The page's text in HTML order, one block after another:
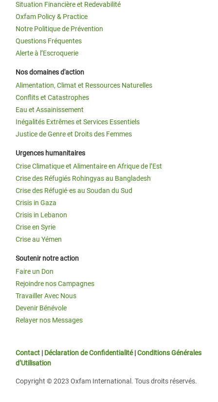
Situation Financière et Redevabilité
Oxfam Policy & Practice
Notre Politique de Prévention
Questions Fréquentes
Alerte à l’Escroquerie
Nos domaines d'action
Alimentation, Climat et Ressources Naturelles
Conflits et Catastrophes
Eau et Assainissement
Inégalités Extrêmes et Services Essentiels
Justice de Genre et Droits des Femmes
Urgences humanitaires
Crise Climatique et Alimentaire en Afrique de l’Est
Crise des Réfugiés Rohingyas au Bangladesh
Crise des Réfugié·es au Soudan du Sud
Crisis in Gaza
Crisis in Lebanon
Crise en Syrie
Crise au Yémen
Soutenir notre action
Faire un Don
Rejoindre nos Campagnes
Travailler Avec Nous
Devenir Bénévole
Relayer nos Messages
Contact | Déclaration de Confidentialité|Conditions Générales
d’Utilisation
Copyright © 2023 Oxfam International. Tous droits réservés.